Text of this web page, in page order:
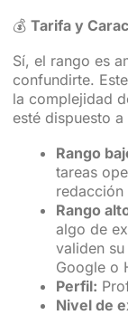
💰 Tarifa y
Sí, el rango es
confundirte.
la complejidad
esté dispuesto
Rango
tareas
redacción
Rango
algo de
validen
Google o
Perfil:
Nivel de